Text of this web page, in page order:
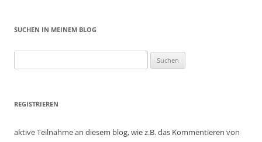
SUCHEN IN MEINEM BLOG
nach:
REGISTRIEREN
aktive Teilnahme an diesem blog, wie z.B. das Kommentieren von